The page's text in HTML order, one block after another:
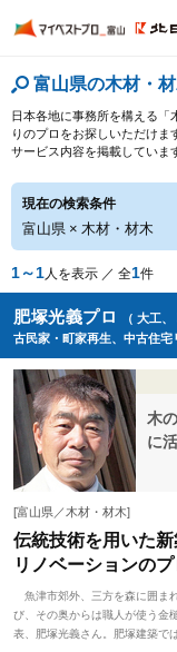
富山県の木材・
日本各地に事務所を構える「
りのプロをお探しいただけま
サービス内容を掲載していま
現在の検索条件
富山県 × 木材・材木
1～1人を表示 ／ 全1件
肥塚光義プロ
（ 大工、
古民家・町家再生、中古住宅
木
に
[富山県／木材・材木]
伝統技術を用いた
リノベーションのプ
魚津市郊外、三方を森に囲ま
び、その奥からは職人が使う金
表、肥塚光義さん。肥塚建築で